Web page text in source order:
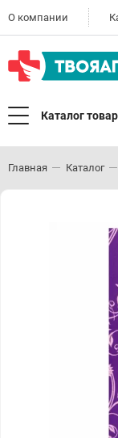
О компании
Каталог
Главная Каталог